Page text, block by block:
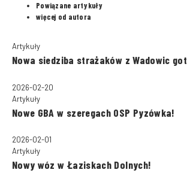
Powiązane artykuły
więcej od autora
Artykuły
Nowa siedziba strażaków z Wadowic
2026-02-20
Artykuły
Nowe GBA w szeregach OSP Pyzówka!
2026-02-01
Artykuły
Nowy wóz w Łaziskach Dolnych!